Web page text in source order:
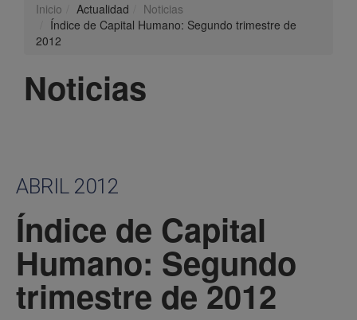
Inicio Actualidad
Noticias
Índice de Capital Humano: Segundo trimestre de
2012
Noticias
ABRIL 2012
Índice de Capital
Humano: Segundo
trimestre de 2012